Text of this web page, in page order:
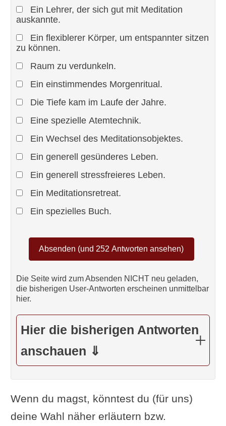
Ein Lehrer, der sich gut mit Meditation
auskannte.
Ein flexiblerer Körper, um entspannter sitzen
zu können.
Raum zu verdunkeln.
Ein einstimmendes Morgenritual.
Die Tiefe kam im Laufe der Jahre.
Eine spezielle Atemtechnik.
Ein Wechsel des Meditationsobjektes.
Ein generell gesünderes Leben.
Ein generell stressfreieres Leben.
Ein Meditationsretreat.
Ein spezielles Buch.
Die Seite wird zum Absenden NICHT neu geladen,
die bisherigen User-Antworten erscheinen unmittelbar
hier.
Hier die bisherigen Antworten
anschauen ⇓
Wenn du magst, könntest du (für uns)
deine Wahl näher erläutern bzw.